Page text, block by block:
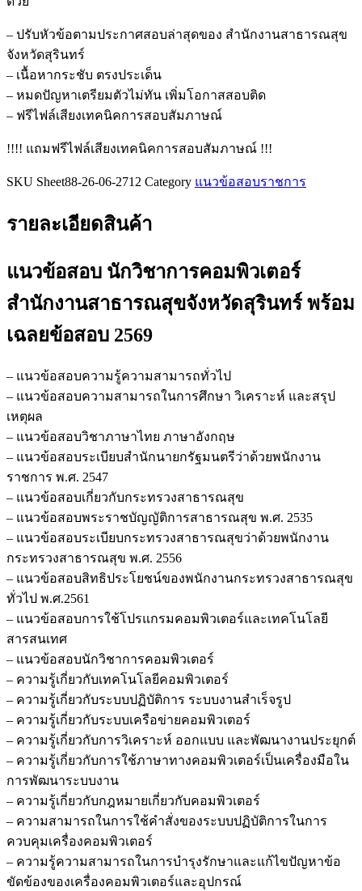
คอมพิวเตอร์
สำนักงาน
สาธารณสุข
จังหวัด
สุรินทร์
ชิ้น
– ปรับหัวข้อตามประกาศสอบล่าสุดของ สำนักงานสาธารณสุข
จังหวัดสุรินทร์
– เนื้อหากระชับ ตรงประเด็น
– หมดปัญหาเตรียมตัวไม่ทัน เพิ่มโอกาสสอบติด
– ฟรีไฟล์เสียงเทคนิคการสอบสัมภาษณ์
!!!! แถมฟรีไฟล์เสียงเทคนิคการสอบสัมภาษณ์ !!!
SKU Sheet88-26-06-2712 Category แนวข้อสอบราชการ
รายละเอียดสินค้า
แนวข้อสอบ นักวิชาการคอมพิวเตอร์
สำนักงานสาธารณสุขจังหวัดสุรินทร์พร้อม
เฉลยข้อสอบ 2569
– แนวข้อสอบความรู้ความสามารถทั่วไป
– แนวข้อสอบความสามารถในการศึกษา วิเคราะห์ และสรุป
เหตุผล
– แนวข้อสอบวิชาภาษาไทย ภาษาอังกฤษ
– แนวข้อสอบระเบียบสำนักนายกรัฐมนตรีว่าด้วยพนักงาน
ราชการ พ.ศ. 2547
– แนวข้อสอบเกี่ยวกับกระทรวงสาธารณสุข
– แนวข้อสอบพระราชบัญญัติการสาธารณสุข พ.ศ. 2535
– แนวข้อสอบระเบียบกระทรวงสาธารณสุขว่าด้วยพนักงาน
กระทรวงสาธารณสุข พ.ศ. 2556
– แนวข้อสอบสิทธิประโยชน์ของพนักงานกระทรวงสาธารณสุข
ทั่วไป พ.ศ.2561
– แนวข้อสอบการใช้โปรแกรมคอมพิวเตอร์และเทคโนโลยี
สารสนเทศ
– แนวข้อสอบนักวิชาการคอมพิวเตอร์
– ความรู้เกี่ยวกับเทคโนโลยีคอมพิวเตอร์
– ความรู้เกี่ยวกับระบบปฏิบัติการ ระบบงานสำเร็จรูป
– ความรู้เกี่ยวกับระบบเครือข่ายคอมพิวเตอร์
– ความรู้เกี่ยวกับการวิเคราะห์ ออกแบบ และพัฒนางานประยุกต์
– ความรู้เกี่ยวกับการใช้ภาษาทางคอมพิวเตอร์เป็นเครื่องมือใน
การพัฒนาระบบงาน
– ความรู้เกี่ยวกับกฎหมายเกี่ยวกับคอมพิวเตอร์
– ความสามารถในการใช้คำสั่งของระบบปฏิบัติการในการ
ควบคุมเครื่องคอมพิวเตอร์
– ความรู้ความสามารถในการบำรุงรักษาและแก้ไขปัญหาข้อ
ขัดข้องของเครื่องคอมพิวเตอร์และอุปกรณ์